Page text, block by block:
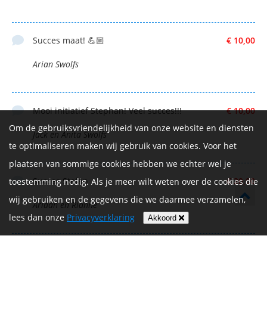
€ 10,00
Succes maat! 💪🏼
Arian Swolfs
€ 10,00
Mooi initiatief Stephan! Veel succes!!!
Jack en Anita Swolfs
€ 20,00
Succes Stefan
Ariaan en Rianne
Om de gebruiksvriendelijkheid van onze website en diensten
te optimaliseren maken wij gebruik van cookies. Voor het
plaatsen van sommige cookies hebben we echter wel je
toestemming nodig. Als je meer wilt weten over de cookies die
wij gebruiken en de gegevens die we daarmee verzamelen,
lees dan onze Privacyverklaring Akkoord